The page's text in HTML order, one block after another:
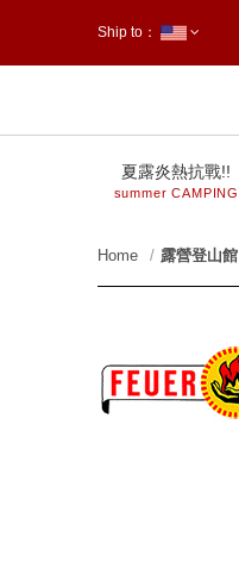
Ship to：
夏露炎熱抗戰!!
summer CAMPING
Home 露營登山館
prev